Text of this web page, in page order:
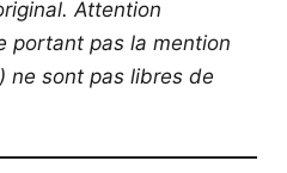
Attention
portant pas la mention
ne sont pas libres de